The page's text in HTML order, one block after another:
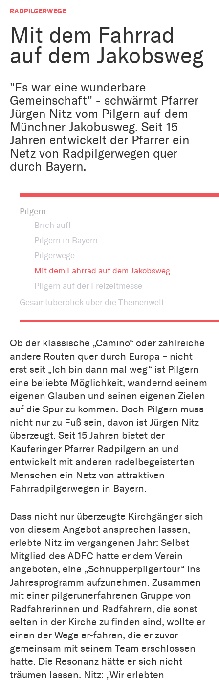
RADPILGERWEGE
Mit dem Fahrrad
auf dem Jakobsweg
"Es war eine wunderbare
Gemeinschaft" - schwärmt Pfarrer
Jürgen Nitz vom Pilgern auf dem
Münchner Jakobusweg. Seit 15
Jahren entwickelt der Pfarrer ein
Netz von Radpilgerwegen quer
durch Bayern.
Pilgern
Brich auf!
Pilgern in Bayern
Pilgerwege
Mit dem Fahrrad auf dem Jakobsweg
Pilgern auf der Freizeitmesse
Gesamtüberblick über die Themenwelt
Ob der klassische „Camino“ oder zahlreiche
andere Routen quer durch Europa – nicht
erst seit „Ich bin dann mal weg“ ist Pilgern
eine beliebte Möglichkeit, wandernd seinem
eigenen Glauben und seinen eigenen Zielen
auf die Spur zu kommen. Doch Pilgern muss
nicht nur zu Fuß sein, davon ist Jürgen Nitz
überzeugt. Seit 15 Jahren bietet der
Kauferinger Pfarrer Radpilgern an und
entwickelt mit anderen radelbegeisterten
Menschen ein Netz von attraktiven
Fahrradpilgerwegen in Bayern.
Dass nicht nur überzeugte Kirchgänger sich
von diesem Angebot ansprechen lassen,
erlebte Nitz im vergangenen Jahr: Selbst
Mitglied des ADFC hatte er dem Verein
angeboten, eine „Schnupperpilgertour“ ins
Jahresprogramm aufzunehmen. Zusammen
mit einer pilgerunerfahrenen Gruppe von
Radfahrerinnen und Radfahrern, die sonst
selten in der Kirche zu finden sind, wollte er
einen der Wege er-fahren, die er zuvor
gemeinsam mit seinem Team erschlossen
hatte. Die Resonanz hätte er sich nicht
träumen lassen. Nitz: „Wir erlebten
Kirche und Geld
Reformprozess PUK
Kirchenjahr
Ökumene
Religion in der Schule
Kunst
Bildung und Gesellschaft
Tourismus
Weltanschauungsfragen
Gegen Rechtsextremismus